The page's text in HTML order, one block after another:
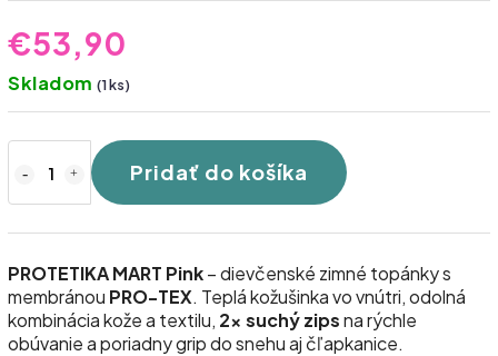
€53,90
Skladom (1 ks)
Pridať do košíka
PROTETIKA MART Pink– dievčenské zimné topánky s
membránou PRO-TEX. Teplá kožušinka vo vnútri, odolná
kombinácia kože a textilu, 2× suchý zipsna rýchle
obúvanie a poriadny grip do snehu aj čľapkanice.